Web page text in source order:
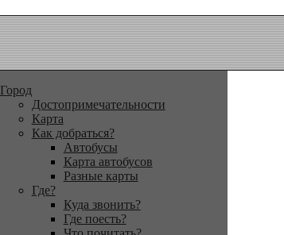
Город
Достопримечательности
Карта
Как добраться?
Автобусы
Карта автобусов
Разные карты
Где?
Куда звонить?
Где поесть?